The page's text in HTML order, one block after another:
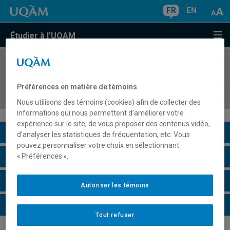
FR EN
Étudier à l'UQAM
COURS//
sociologie
Description du cours
Horaire - Été 2026
Horaire - Automne 2026
Horaire - Hiver 2027
Préférences en matière de témoins
Nous utilisons des témoins (cookies) afin de collecter des
informations qui nous permettent d’améliorer votre
expérience sur le site, de vous proposer des contenus vidéo,
d’analyser les statistiques de fréquentation, etc. Vous
pouvez personnaliser votre choix en sélectionnant
« Préférences ».
Tout refuser
Autoriser les témoins